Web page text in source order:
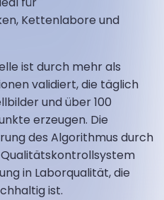
Kettenlabore und
ist durch mehr als
validiert, die täglich
und über 100
erzeugen. Die
des Algorithmus durch
in Laborqualität, die
ist.